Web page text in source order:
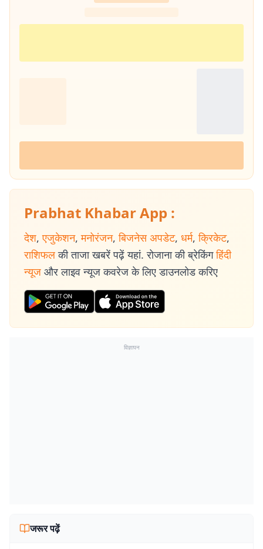
Prabhat Khabar App :
देश, एजुकेशन, मनोरंजन, बिजनेस अपडेट, धर्म, क्रिकेट,
राशिफल की ताजा खबरें पढ़ें यहां. रोजाना की ब्रेकिंग हिंदी
न्यूज और लाइव न्यूज कवरेज के लिए डाउनलोड करिए
विज्ञापन
जरूर पढ़ें